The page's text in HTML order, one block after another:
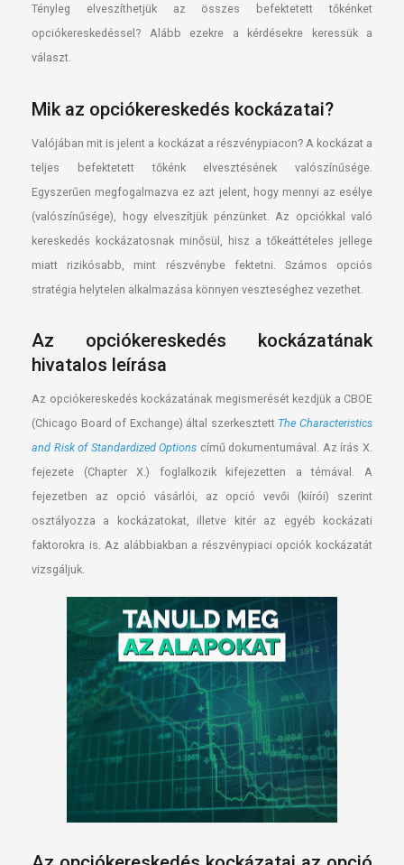
Tényleg elveszíthetjük az összes befektetett tőkénket
opciókereskedéssel? Alább ezekre a kérdésekre keressük a
választ.
Mik az opciókereskedés kockázatai?
Valójában mit is jelent a kockázat a részvénypiacon? A kockázat a
teljes befektetett tőkénk elvesztésének valószínűsége.
Egyszerűen megfogalmazva ez azt jelent, hogy mennyi az esélye
(valószínűsége), hogy elveszítjük pénzünket. Az opciókkal való
kereskedés kockázatosnak minősül, hisz a tőkeáttételes jellege
miatt rizikósabb, mint részvénybe fektetni. Számos opciós
stratégia helytelen alkalmazása könnyen veszteséghez vezethet.
Az opciókereskedés kockázatának
hivatalos leírása
Az opciókereskedés kockázatának megismerését kezdjük a CBOE
(Chicago Board of Exchange) által szerkesztett The Characteristics
and Risk of Standardized Options című dokumentumával. Az írás X.
fejezete (Chapter X.) foglalkozik kifejezetten a témával. A
fejezetben az opció vásárlói, az opció vevői (kiírói) szerint
osztályozza a kockázatokat, illetve kitér az egyéb kockázati
faktorokra is. Az alábbiakban a részvénypiaci opciók kockázatát
vizsgáljuk.